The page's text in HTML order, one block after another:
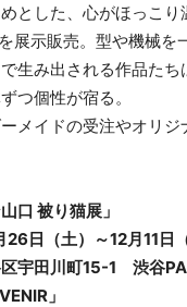
めとした、心がほっこ
展示販売。型や機械を
生み出される作品たち
つ個性が宿る。
メイドの受注やオリジ
口 被り猫展」
日（土）～12月11日（
宇田川町15-1 渋谷
」